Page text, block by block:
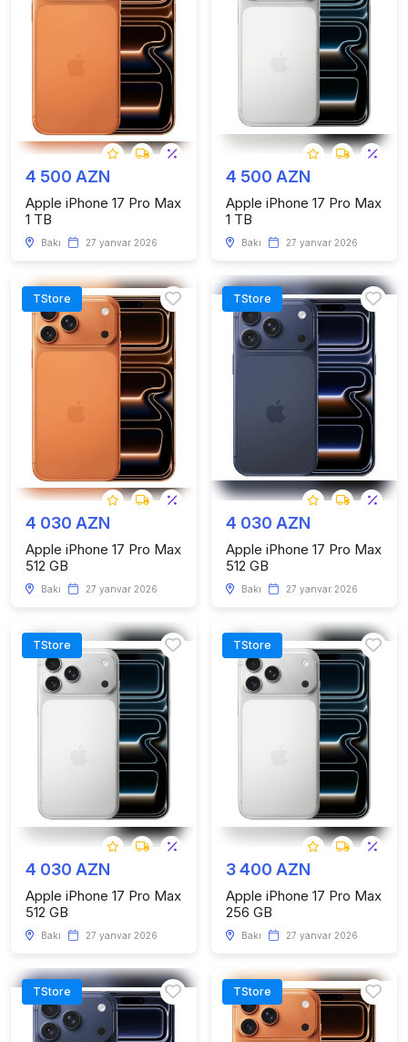
4 500 AZN
Apple iPhone 17 Pro Max
1 TB
Bakı 27 yanvar 2026
4 500 AZN
Apple iPhone 17 Pro Max
1 TB
Bakı 27 yanvar 2026
TStore
4 030 AZN
Apple iPhone 17 Pro Max
512 GB
Bakı 27 yanvar 2026
TStore
4 030 AZN
Apple iPhone 17 Pro Max
512 GB
Bakı 27 yanvar 2026
TStore
4 030 AZN
Apple iPhone 17 Pro Max
512 GB
Bakı 27 yanvar 2026
TStore
3 400 AZN
Apple iPhone 17 Pro Max
256 GB
Bakı 27 yanvar 2026
TStore TStore